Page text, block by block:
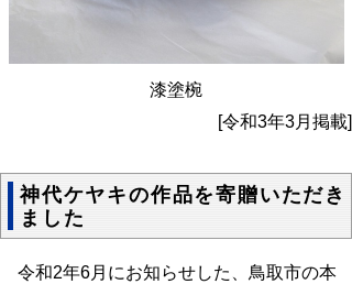
漆塗椀
[令和3年3月掲載]
神代ケヤキの作品を寄贈いただき
ました
令和2年6月にお知らせした、鳥取市の本